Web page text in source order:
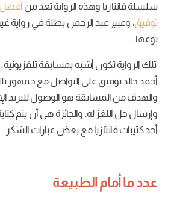
سلسلة فانتازيا وهذه الرواية تعد من أفضل
توفيق، وعبير عبد الرحمن بطلة في رواية
نوعها.
تلك الرواية تكون أشبه بمسابقة تلفزيونية
أحمد خالد توفيق على التواصل مع جمهور
والهدف من المسابقة هو الوصول للبريد
وإرسال حل اللغز له. والجائزة هى أن يتم
أحد كتيبات فانتازيا مع بعض عبارات الشكر.
عدد ما أمام الطبيعة